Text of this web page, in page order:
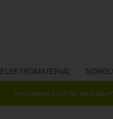
Innovatives Licht für die
ELEKTROMATERIAL